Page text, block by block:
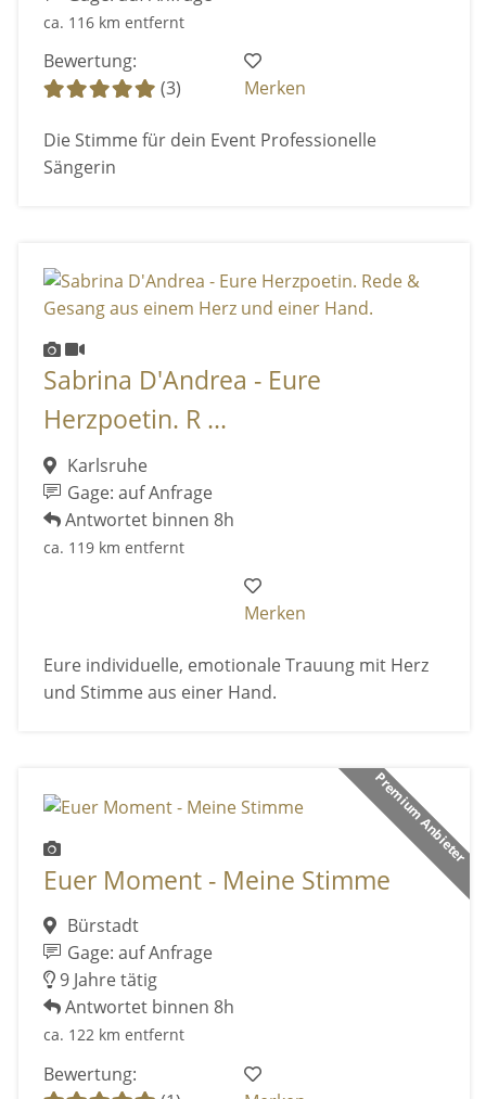
ca. 116 km entfernt
Bewertung:
(3)
Merken
Die Stimme für dein Event Professionelle
Sängerin
Sabrina D'Andrea - Eure
Herzpoetin. R ...
Karlsruhe
Gage: auf Anfrage
Antwortet binnen 8h
ca. 119 km entfernt
Merken
Eure individuelle, emotionale Trauung mit Herz
und Stimme aus einer Hand.
Premium Anbieter
Euer Moment - Meine Stimme
Bürstadt
Gage: auf Anfrage
9 Jahre tätig
Antwortet binnen 8h
ca. 122 km entfernt
Bewertung: